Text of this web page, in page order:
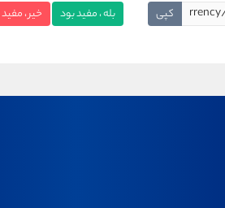
کپی بله ، مفید بود خیر ،